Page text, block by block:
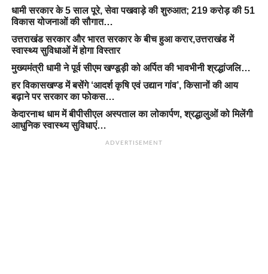
धामी सरकार के 5 साल पूरे, सेवा पखवाड़े की शुरुआत; 219 करोड़ की 51
विकास योजनाओं की सौगात…
उत्तराखंड सरकार और भारत सरकार के बीच हुआ करार,उत्तराखंड में
स्वास्थ्य सुविधाओं में होगा विस्तार
मुख्यमंत्री धामी ने पूर्व सीएम खण्डूड़ी को अर्पित की भावभीनी श्रद्धांजलि…
हर विकासखण्ड में बसेंगे ‘आदर्श कृषि एवं उद्यान गांव’, किसानों की आय
बढ़ाने पर सरकार का फोकस…
केदारनाथ धाम में बीपीसीएल अस्पताल का लोकार्पण, श्रद्धालुओं को मिलेंगी
आधुनिक स्वास्थ्य सुविधाएं…
ADVERTISEMENT